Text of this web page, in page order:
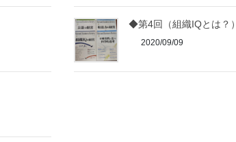
◆第4回（組織IQとは？）
2020/09/09